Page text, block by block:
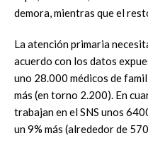
demora, mientras que el
La atención primaria
acuerdo con los datos
uno 28.000 médicos de
más (en torno 2.200). En
trabajan en el SNS unos
un 9% más (alrededor de